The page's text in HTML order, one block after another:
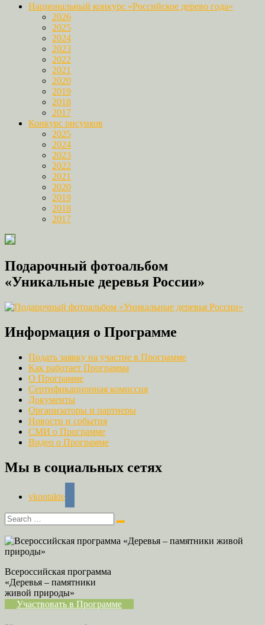
Национальный конкурс «Российское дерево года»
2026
2025
2024
2023
2022
2021
2020
2019
2018
2017
Конкурс рисунков
2025
2024
2023
2022
2021
2020
2019
2018
2017
Подарочный фотоальбом
«Уникальные деревья России»
Информация о Программе
Подать заявку на участие в Программе
Как работает Программа
О Программе
Сертификационная комиссия
Документы
Организаторы и партнеры
Новости и события
СМИ о Программе
Видео о Программе
Мы в социальных сетях
vkontakte
Всероссийская программа
«Деревья – памятники
живой природы»
Участвовать в Программе